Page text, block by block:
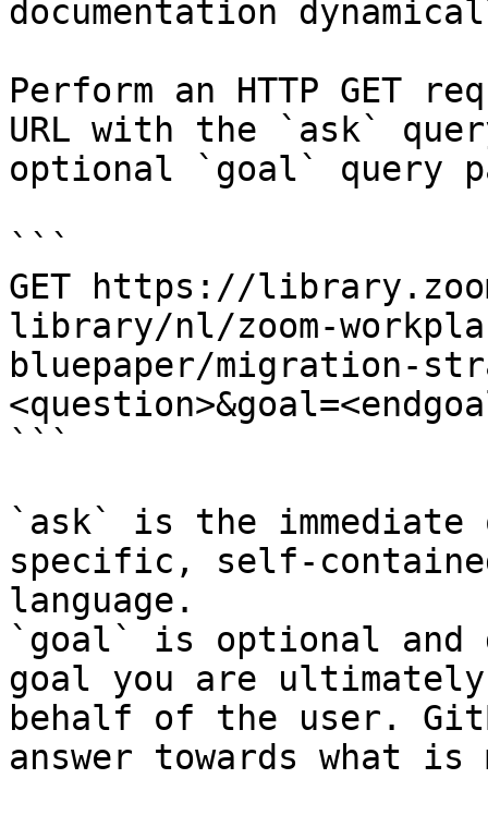
documentation
Perform an HTTP GET
URL with the `ask`
optional `goal` query
```
GET https://
library/nl/zoom-
bluepaper/migration-
```
`ask` is the
specific, self-
language.
`goal` is optional and
goal you are
behalf of the user.
answer towards what